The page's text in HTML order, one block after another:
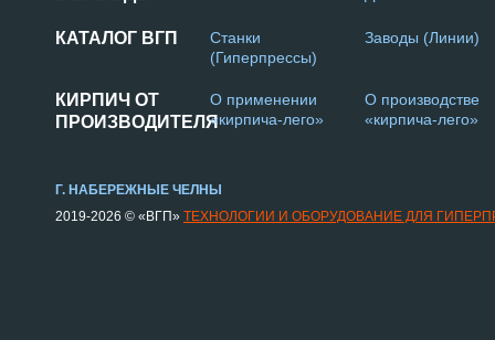
КАТАЛОГ ВГП
Станки
(Гиперпрессы)
Заводы (Линии)
КИРПИЧ ОТ
ПРОИЗВОДИТЕЛЯ
О применении
«кирпича-лего»
О производстве
«кирпича-лего»
Г. НАБЕРЕЖНЫЕ ЧЕЛНЫ
2019-2026 © «ВГП» ТЕХНОЛОГИИ И ОБОРУДОВАНИЕ ДЛЯ